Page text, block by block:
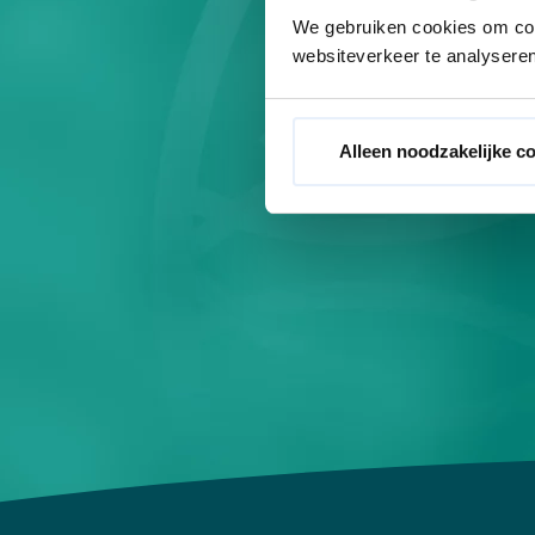
We gebruiken cookies om
websiteverkeer te
Alleen noodzakelijke
Bei der Hot-
verwendet,